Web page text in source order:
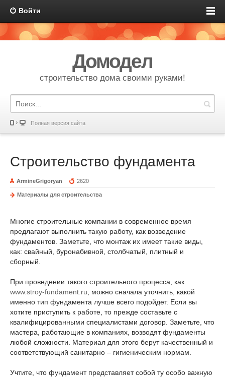
Войти
Домодел
строительство дома своими руками!
Полная версия сайта
Строительство фундамента
ArmineGrigoryan 2620
Материалы для строительства
Многие строительные компании в современное время
предлагают выполнить такую работу, как возведение
фундаментов. Заметьте, что монтаж их имеет такие виды,
как: свайный, буронабивной, столбчатый, плитный и
сборный.
При проведении такого строительного процесса, как
www.stroy-fundament.ru , можно сначала уточнить, какой
именно тип фундамента лучше всего подойдет. Если вы
хотите приступить к работе, то прежде составьте с
квалифицированными специалистами договор. Заметьте, что
мастера, работающие в компаниях, возводят фундаменты
любой сложности. Материал для этого берут качественный и
соответствующий санитарно – гигиеническим нормам.
Учтите, что фундамент представляет собой ту особо важную